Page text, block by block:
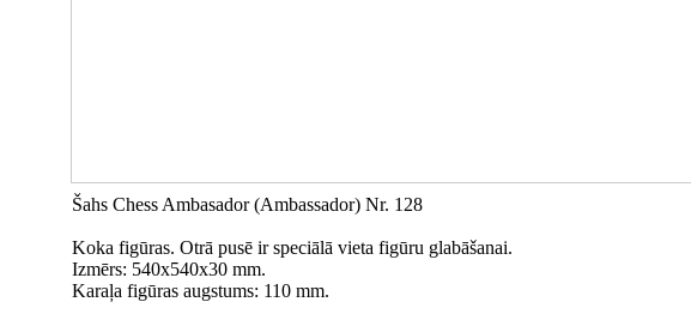
Šahs Chess Ambasador (Ambassador) Nr. 128
Koka figūras. Otrā pusē ir speciālā vieta figūru glabāšanai.
Izmērs: 540x540x30 mm.
Karaļa figūras augstums: 110 mm.